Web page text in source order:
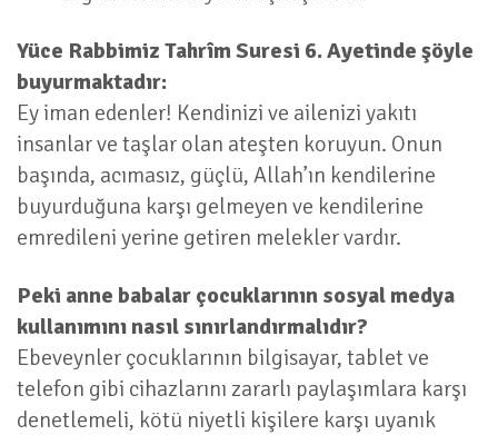
Yüce Rabbimiz Tahrîm Suresi 6. Ayetinde şöyle
buyurmaktadır:
Ey iman edenler! Kendinizi ve ailenizi yakıtı
insanlar ve taşlar olan ateşten koruyun. Onun
başında, acımasız, güçlü, Allah’ın kendilerine
buyurduğuna karşı gelmeyen ve kendilerine
emredileni yerine getiren melekler vardır.
Peki anne babalar çocuklarının sosyal medya
kullanımını nasıl sınırlandırmalıdır?
Ebeveynler çocuklarının bilgisayar, tablet ve
telefon gibi cihazlarını zararlı paylaşımlara karşı
denetlemeli, kötü niyetli kişilere karşı uyanık